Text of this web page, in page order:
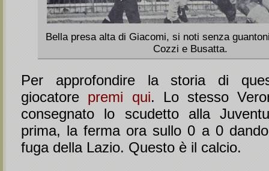
Bella presa alta di Giacomi, si noti senza
Cozzi e Busatta.
Per approfondire la storia di
giocatore premi qui. Lo stesso
consegnato lo scudetto alla
prima, la ferma ora sullo 0 a 0
fuga della Lazio. Questo è il calcio.